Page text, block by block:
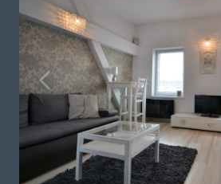
DLA
USŁUGI
O NAS
KONTAKT